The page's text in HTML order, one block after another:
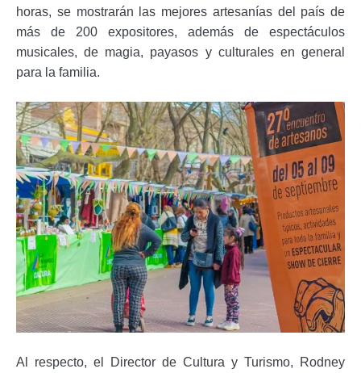
horas, se mostrarán las mejores artesanías del país de
más de 200 expositores, además de espectáculos
musicales, de magia, payasos y culturales en general
para la familia.
Al respecto, el Director de Cultura y Turismo, Rodney